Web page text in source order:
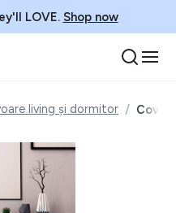
LOVE. Shop now
living și dormitor